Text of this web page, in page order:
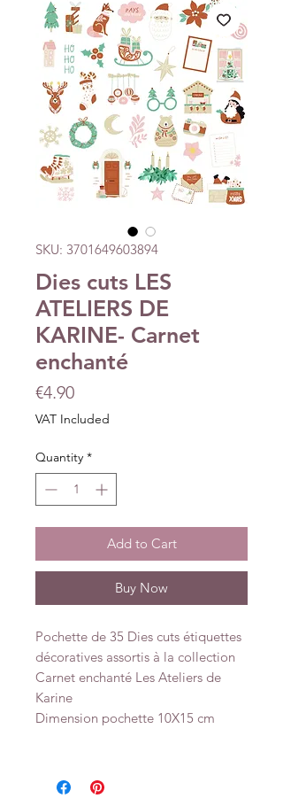
SKU: 3701649603894
Dies cuts LES
ATELIERS DE
KARINE- Carnet
enchanté
€4.90Price
VAT Included
Quantity *
Add to Cart
Buy Now
Pochette de 35 Dies cuts étiquettes
décoratives assortis à la collection
Carnet enchanté Les Ateliers de
Karine
Dimension pochette 10X15 cm